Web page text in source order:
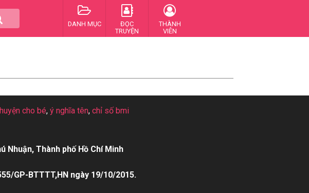
DANH MỤC
ĐỌC
TRUYỆN
THÀNH
VIÊN
cho bé, ý nghĩa tên, chỉ số bmi
Nhuận, Thành phố Hồ Chí Minh
GP-BTTTT,HN ngày 19/10/2015.